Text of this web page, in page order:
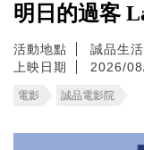
明日的過客
活動地點
誠品生
上映日期
2026/
電影 誠品電影院